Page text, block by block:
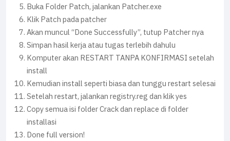
Buka Folder Patch, jalankan Patcher.exe
Klik Patch pada patcher
Akan muncul “Done Successfully”, tutup Patcher nya
Simpan hasil kerja atau tugas terlebih dahulu
Komputer akan RESTART TANPA KONFIRMASI setelah
install
Kemudian install seperti biasa dan tunggu restart selesai
Setelah restart, jalankan registry.reg dan klik yes
Copy semua isi folder Crack dan replace di folder
installasi
Done full version!